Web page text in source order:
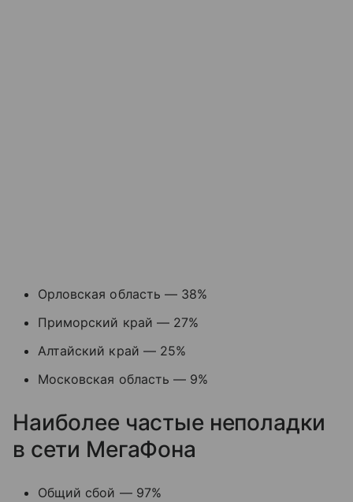
Орловская область — 38%
Приморский край — 27%
Алтайский край — 25%
Московская область — 9%
Наиболее частые неполадки
в сети МегаФона
Общий сбой — 97%